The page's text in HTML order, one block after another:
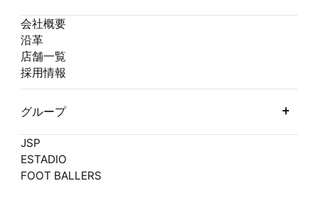
会社概要
沿革
店舗一覧
採用情報
グループ
JSP
ESTADIO
FOOT BALLERS